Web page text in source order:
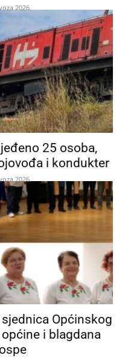
2026.
25 osoba,
i kondukter
2026.
sjednica Općinskog
i blagdana